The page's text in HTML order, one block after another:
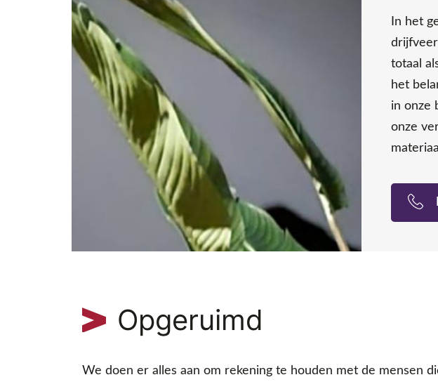
In het
totaal
het
in onze
onze
Opgeruimd
We doen er alles aan om rekening te houden met de mensen